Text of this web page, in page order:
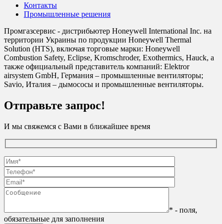
Контакты
Промышленные решения
Промгазсервис - дистрибьютер Honeywell International Inc. на
территории Украины по продукции Honeywell Thermal
Solution (HTS), включая торговые марки: Honeywell
Combustion Safety, Eclipse, Kromschroder, Exothermics, Hauck, а
также официальный представитель компаний: Elektror
airsystem GmbH, Германия – промышленные вентиляторы;
Savio, Италия – дымососы и промышленные вентиляторы.
Отправьте запрос!
И мы свяжемся с Вами в ближайшее время
* - поля,
обязательные для заполнения